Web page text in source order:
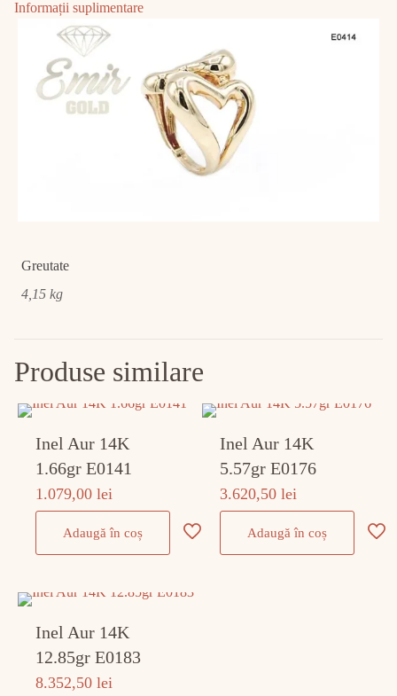
Informații suplimentare
Greutate
4,15 kg
Produse similare
Inel Aur 14K
1.66gr E0141
1.079,00lei
Adaugă în coș
Inel Aur 14K
5.57gr E0176
3.620,50lei
Adaugă în coș
Inel Aur 14K
12.85gr E0183
8.352,50lei